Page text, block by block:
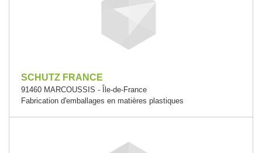
SCHUTZ FRANCE
91460 MARCOUSSIS - Île-de-France
Fabrication d'emballages en matières plastiques